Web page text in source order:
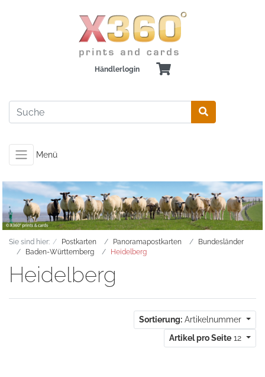
Händlerlogin
Menü
Sie sind hier: Postkarten Panoramapostkarten
Bundesländer
Baden-Württemberg
Heidelberg
Heidelberg
Sortierung: Artikelnummer
Artikel pro Seite 12